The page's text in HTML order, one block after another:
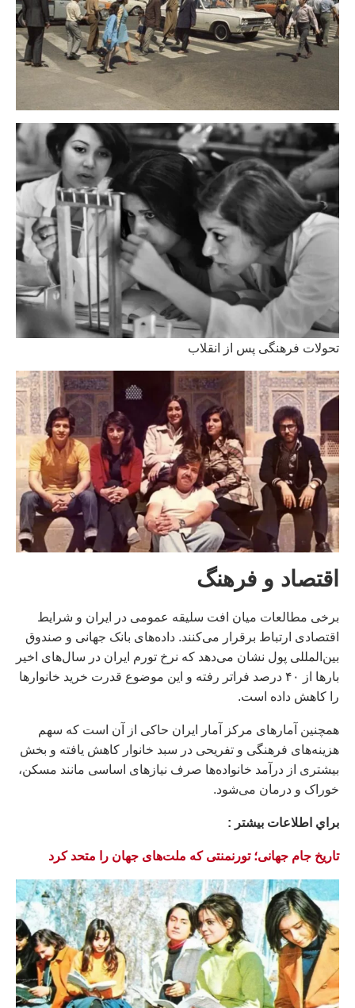
تحولات فرهنگی پس از انقلاب
اقتصاد و فرهنگ
برخی مطالعات میان افت سلیقه عمومی در ایران و شرایط
اقتصادی ارتباط برقرار می‌کنند. داده‌های بانک جهانی و صندوق
بین‌المللی پول نشان می‌دهد که نرخ تورم ایران در سال‌های اخیر
بارها از ۴۰ درصد فراتر رفته و این موضوع قدرت خرید خانوارها
را کاهش داده است.
همچنین آمارهای مرکز آمار ایران حاکی از آن است که سهم
هزینه‌های فرهنگی و تفریحی در سبد خانوار کاهش یافته و بخش
بیشتری از درآمد خانواده‌ها صرف نیازهای اساسی مانند مسکن،
خوراک و درمان می‌شود.
براي اطلاعات بيشتر :
تاریخ جام جهانی؛ تورنمنتی که ملت‌های جهان را متحد کرد